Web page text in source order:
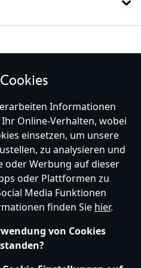
Die Pads eignen sich auch
Notizbüchern im Replika-Stil
in einem Tagebuch mit
und Tagebüchern gibt es
den Kochlöffel Stift im Stil
und Co als Stift-Figur, bei der
Impressum
Informationen
Online-Verhalten, wobei
einsetzen, um unsere
zu analysieren und
oder Werbung auf dieser
oder Plattformen zu
Media Funktionen
finden Sie hier.
von Cookies